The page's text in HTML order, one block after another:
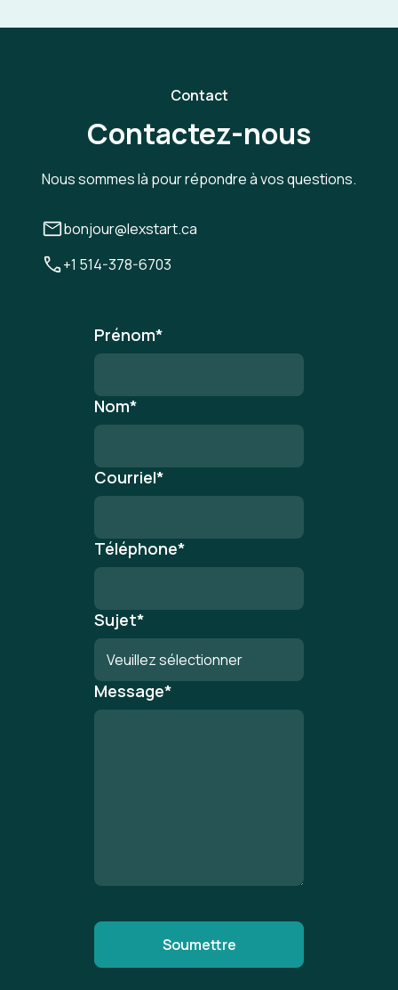
Contact
Contactez-nous
Nous sommes là pour répondre à vos questions.
bonjour@lexstart.ca
+1 514-378-6703
Prénom*
Nom*
Courriel*
Téléphone*
Sujet*
Message*